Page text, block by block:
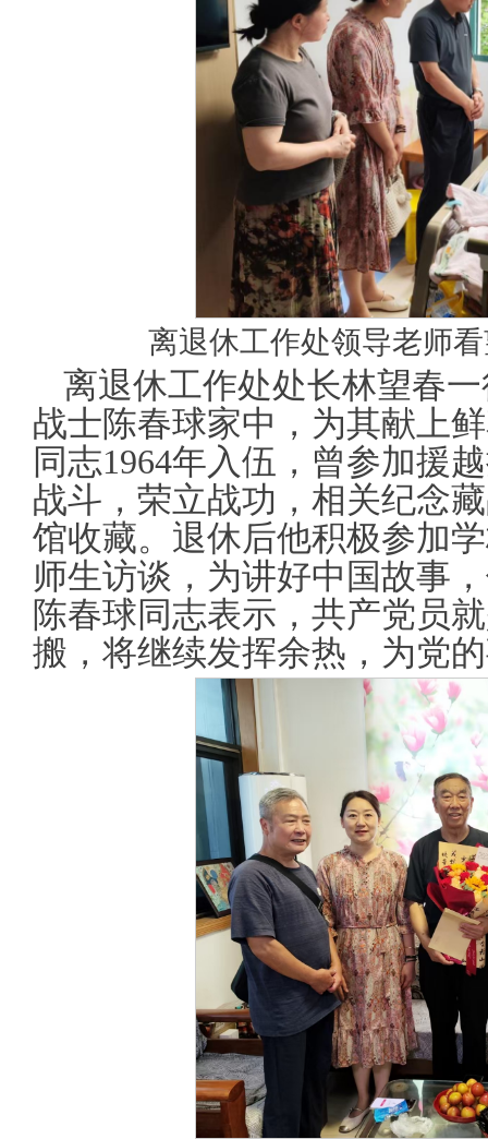
离退休工作处领导老师
离退休工作处处长林望春
战士陈春球家中，为其献上
同志1964年入伍，曾参加援
战斗，荣立战功，相关纪念
馆收藏。退休后他积极参加
师生访谈，为讲好中国故事
陈春球同志表示，共产党员
搬，将继续发挥余热，为党